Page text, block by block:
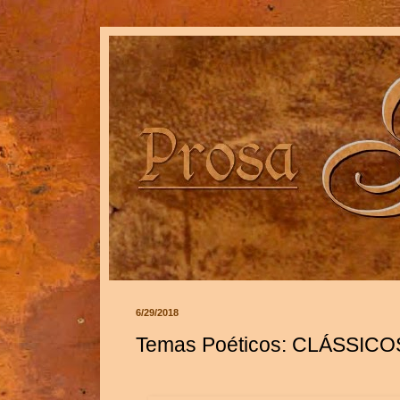
6/29/2018
Temas Poéticos: